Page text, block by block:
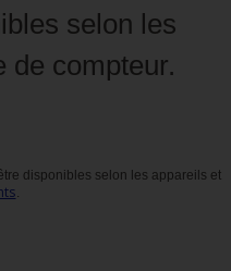
selon les
de compteur.
disponibles selon les appareils et
.